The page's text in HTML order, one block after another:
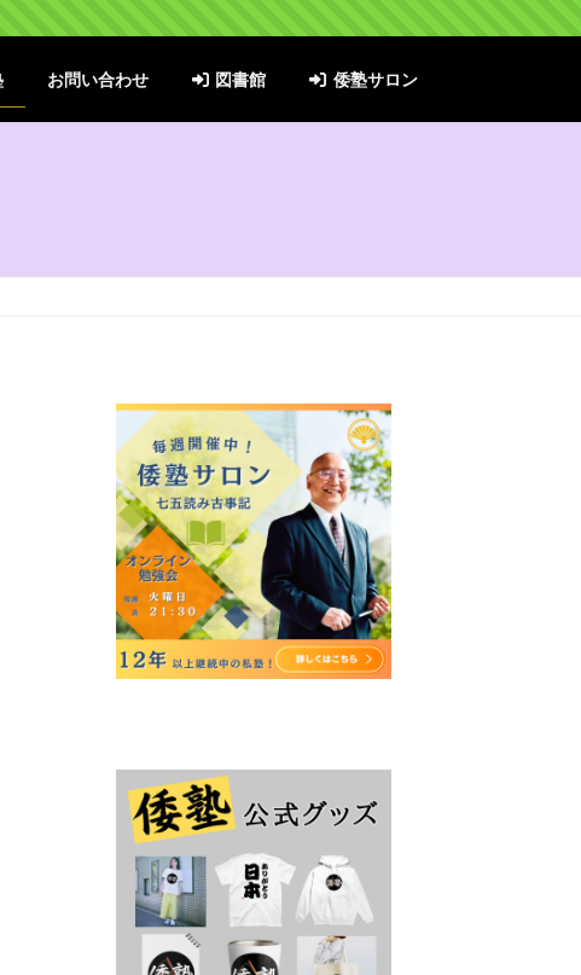
お問い合わせ 図書館 倭塾サロン